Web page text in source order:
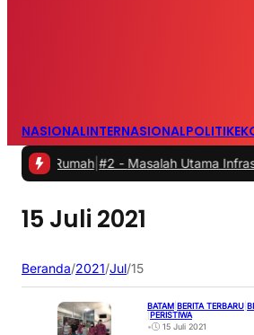
NASIONALINTERNASIONALPOLITIK
|#2 -Masalah Utama Infrastruktur
15 Juli 2021
Beranda/2021/Jul/15
BATAM BERITA TERBARU
PERISTIWA
•
15 Juli 2021